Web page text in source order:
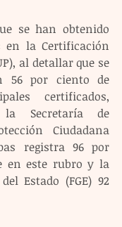
se han obtenido
en la Certificación
al detallar que se
56 por ciento de
certificados,
Secretaría de
Ciudadana
registra 96 por
en este rubro y la
Estado (FGE) 92